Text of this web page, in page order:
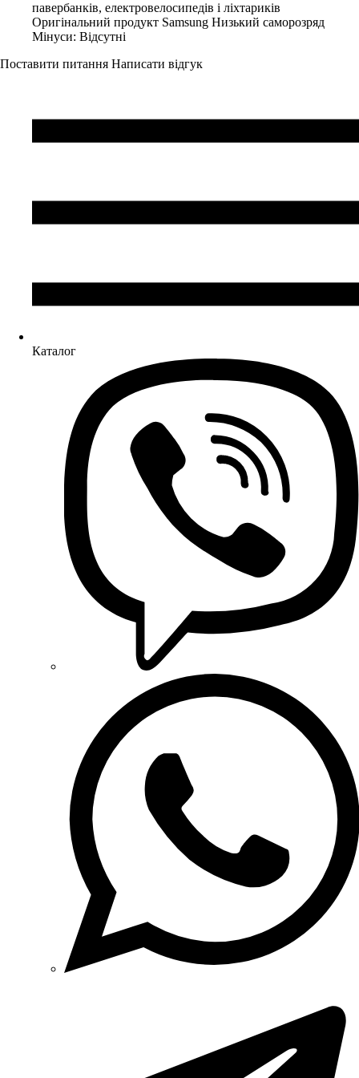
павербанків, електровелосипедів і ліхтариків
Оригінальний продукт Samsung Низький саморозряд
Мінуси: Відсутні
Поставити питання Написати відгук
Каталог